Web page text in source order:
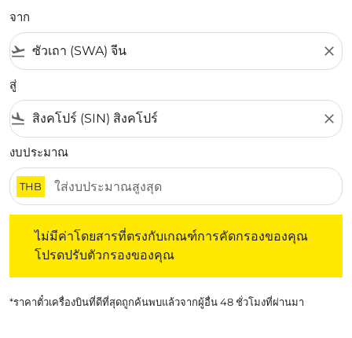
จาก
flight_takeoff close
สู่
flight_land close
งบประมาณ
THB
ไม่มีค่าโดยสารที่ตรงกับเกณฑ์การคัดกรองของคุณ
โปรดปรับตัวกรองของคุณ
*ราคาตั๋วเครื่องบินที่ดีที่สุดถูกค้นพบแล้วจากผู้อื่น 48 ชั่วโมงที่ผ่านมา